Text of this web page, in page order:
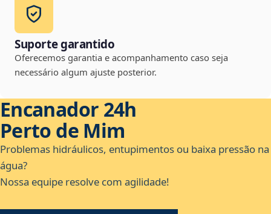
Suporte garantido
Oferecemos garantia e acompanhamento caso seja
necessário algum ajuste posterior.
Encanador 24h
Perto de Mim
Problemas hidráulicos, entupimentos ou baixa pressão na
água?
Nossa equipe resolve com agilidade!